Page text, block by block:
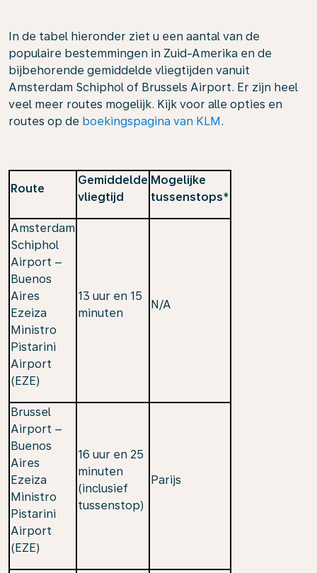
In de tabel hieronder ziet u een aantal van de
populaire bestemmingen in Zuid-Amerika en de
bijbehorende gemiddelde vliegtijden vanuit
Amsterdam Schiphol of Brussels Airport. Er zijn heel
veel meer routes mogelijk. Kijk voor alle opties en
routes op de boekingspagina van KLM.
Route
Gemiddelde
vliegtijd
Mogelijke
tussenstops*
Amsterdam
Schiphol
Airport –
Buenos
Aires
Ezeiza
Ministro
Pistarini
Airport
(EZE)
13 uur en 15
minuten
N/A
Brussel
Airport –
Buenos
Aires
Ezeiza
Ministro
Pistarini
Airport
(EZE)
16 uur en 25
minuten
(inclusief
tussenstop)
Parijs